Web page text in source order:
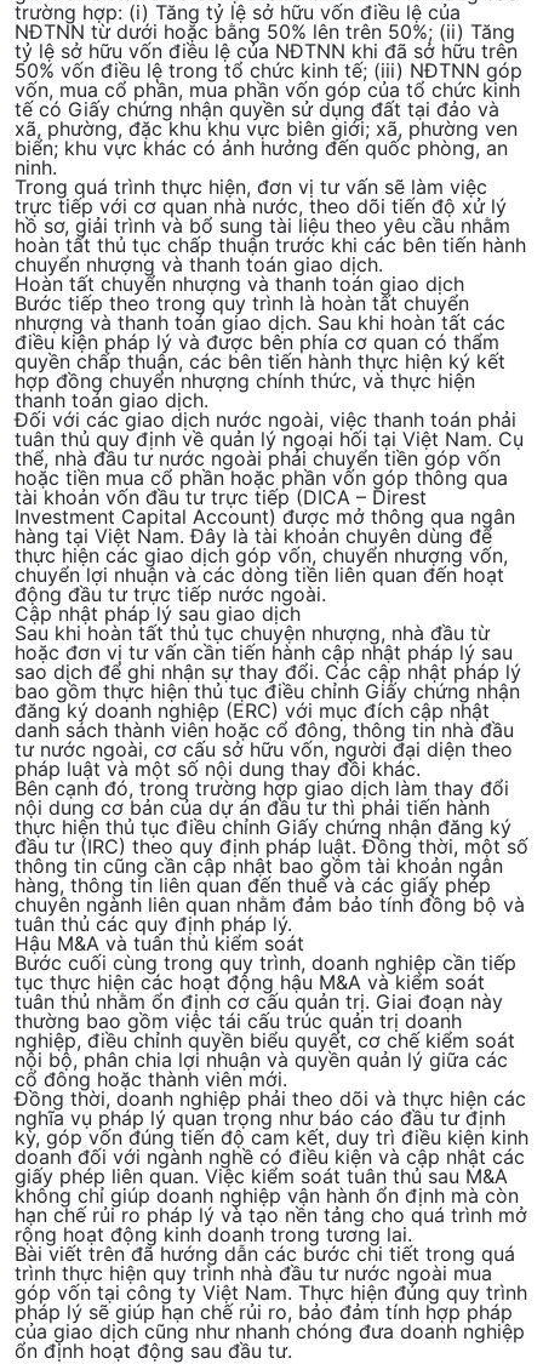
trường hợp: (i) Tăng tỷ lệ sở hữu vốn điều lệ của
NĐTNN từ dưới hoặc bằng 50% lên trên 50%; (ii) Tăng
tỷ lệ sở hữu vốn điều lệ của NĐTNN khi đã sở hữu trên
50% vốn điều lệ trong tổ chức kinh tế; (iii) NĐTNN góp
vốn, mua cổ phần, mua phần vốn góp của tổ chức kinh
tế có Giấy chứng nhận quyền sử dụng đất tại đảo và
xã, phường, đặc khu khu vực biên giới; xã, phường ven
biển; khu vực khác có ảnh hưởng đến quốc phòng, an
ninh.
Trong quá trình thực hiện, đơn vị tư vấn sẽ làm việc
trực tiếp với cơ quan nhà nước, theo dõi tiến độ xử lý
hồ sơ, giải trình và bổ sung tài liệu theo yêu cầu nhằm
hoàn tất thủ tục chấp thuận trước khi các bên tiến hành
chuyển nhượng và thanh toán giao dịch.
Hoàn tất chuyển nhượng và thanh toán giao dịch
Bước tiếp theo trong quy trình là hoàn tất chuyển
nhượng và thanh toán giao dịch. Sau khi hoàn tất các
điều kiện pháp lý và được bên phía cơ quan có thẩm
quyền chấp thuận, các bên tiến hành thực hiện ký kết
hợp đồng chuyển nhượng chính thức, và thực hiện
thanh toán giao dịch.
Đối với các giao dịch nước ngoài, việc thanh toán phải
tuân thủ quy định về quản lý ngoại hối tại Việt Nam. Cụ
thể, nhà đầu tư nước ngoài phải chuyển tiền góp vốn
hoặc tiền mua cổ phần hoặc phần vốn góp thông qua
tài khoản vốn đầu tư trực tiếp (DICA – Direst
Investment Capital Account) được mở thông qua ngân
hàng tại Việt Nam. Đây là tài khoản chuyên dùng để
thực hiện các giao dịch góp vốn, chuyển nhượng vốn,
chuyển lợi nhuận và các dòng tiền liên quan đến hoạt
động đầu tư trực tiếp nước ngoài.
Cập nhật pháp lý sau giao dịch
Sau khi hoàn tất thủ tục chuyện nhượng, nhà đầu từ
hoặc đơn vị tư vấn cần tiến hành cập nhật pháp lý sau
sao dịch để ghi nhận sự thay đổi. Các cập nhật pháp lý
bao gồm thực hiện thủ tục điều chỉnh Giấy chứng nhận
đăng ký doanh nghiệp (ERC) với mục đích cập nhật
danh sách thành viên hoặc cổ đông, thông tin nhà đầu
tư nước ngoài, cơ cấu sở hữu vốn, người đại diện theo
pháp luật và một số nội dung thay đồi khác.
Bên cạnh đó, trong trường hợp giao dịch làm thay đổi
nội dung cơ bản của dự án đầu tư thì phải tiến hành
thực hiện thủ tục điều chỉnh Giấy chứng nhận đăng ký
đầu tư (IRC) theo quy định pháp luật. Đồng thời, một số
thông tin cũng cần cập nhật bao gồm tài khoản ngân
hàng, thông tin liên quan đến thuế và các giấy phép
chuyên ngành liên quan nhằm đảm bảo tính đồng bộ và
tuân thủ các quy định pháp lý.
Hậu M&A và tuân thủ kiểm soát
Bước cuối cùng trong quy trình, doanh nghiệp cần tiếp
tục thực hiện các hoạt động hậu M&A và kiểm soát
tuân thủ nhằm ổn định cơ cấu quản trị. Giai đoạn này
thường bao gồm việc tái cấu trúc quản trị doanh
nghiệp, điều chỉnh quyền biểu quyết, cơ chế kiểm soát
nội bộ, phân chia lợi nhuận và quyền quản lý giữa các
cổ đông hoặc thành viên mới.
Đồng thời, doanh nghiệp phải theo dõi và thực hiện các
nghĩa vụ pháp lý quan trọng như báo cáo đầu tư định
kỳ, góp vốn đúng tiến độ cam kết, duy trì điều kiện kinh
doanh đối với ngành nghề có điều kiện và cập nhật các
giấy phép liên quan. Việc kiểm soát tuân thủ sau M&A
không chỉ giúp doanh nghiệp vận hành ổn định mà còn
hạn chế rủi ro pháp lý và tạo nền tảng cho quá trình mở
rộng hoạt động kinh doanh trong tương lai.
Bài viết trên đã hướng dẫn các bước chi tiết trong quá
trình thực hiện quy trình nhà đầu tư nước ngoài mua
góp vốn tại công ty Việt Nam. Thực hiện đúng quy trình
pháp lý sẽ giúp hạn chế rủi ro, bảo đảm tính hợp pháp
của giao dịch cũng như nhanh chóng đưa doanh nghiệp
ổn định hoạt động sau đầu tư.